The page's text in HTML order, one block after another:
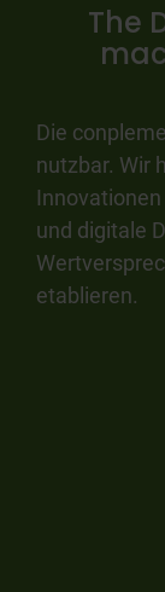
The
Die
nutzbar. Wir
und digitale
etablieren.